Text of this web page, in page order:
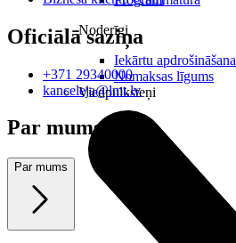
Noderīgi
Iekārtu apdrošināšana
Nomaksas līgums
Viedpulksteņi
Oficiālā saziņa
+371 29340000
kanceleja@lmt.lv
Par mums
Par mums